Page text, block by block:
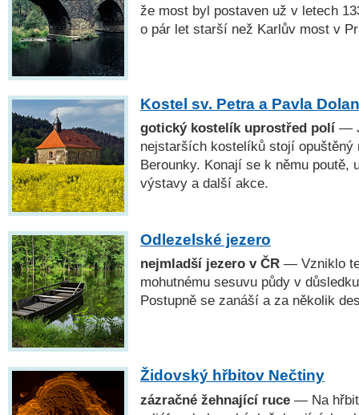
že most byl postaven už v letech
o pár let starší než Karlův most v
Kostel sv. Petra a Pavla
gotický kostelík uprostřed polí —
nejstarších kostelíků stojí opuštěný
Berounky. Konají se k němu poutě,
výstavy a další akce.
Odlezelské jezero
nejmladší jezero v ČR — Vzniklo
mohutnému sesuvu půdy v
Postupně se zanáší a za několik
Židovský hřbitov Nečtiny
zázračné žehnající ruce — Na